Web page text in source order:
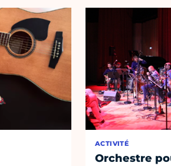
ACTIVITÉ
Orchestre